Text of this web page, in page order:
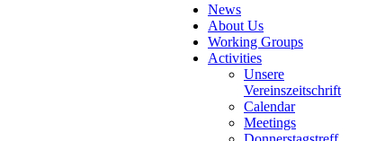
News
About Us
Working Groups
Activities
Unsere
Vereinszeitschrift
Calendar
Meetings